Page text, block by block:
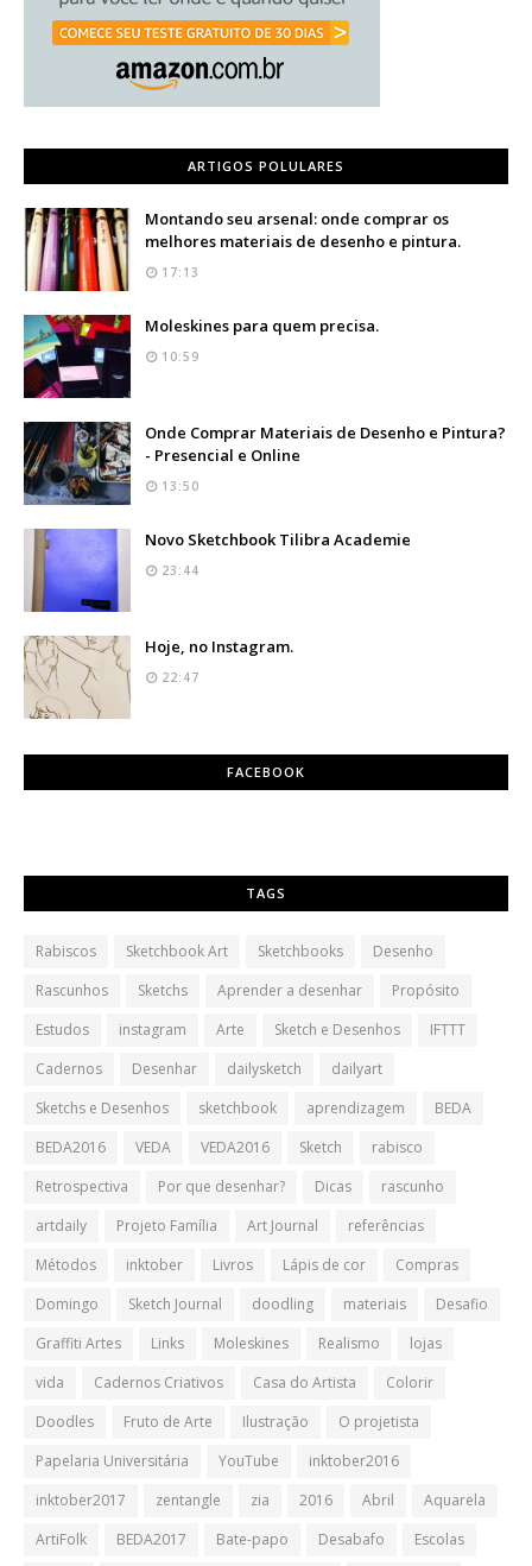
ARTIGOS POLULARES
Montando seu arsenal: onde comprar os
melhores materiais de desenho e pintura.
17:13
Moleskines para quem precisa.
10:59
Onde Comprar Materiais de Desenho e Pintura?
- Presencial e Online
13:50
Novo Sketchbook Tilibra Academie
23:44
Hoje, no Instagram.
22:47
FACEBOOK
TAGS
Rabiscos Sketchbook Art Sketchbooks
Desenho
Rascunhos
Sketchs Aprender a desenhar
Propósito
Estudos
instagram Arte Sketch e Desenhos
IFTTT
Cadernos
Desenhar dailysketch
dailyart
Sketchs e Desenhos
sketchbook aprendizagem
BEDA
BEDA2016
VEDA VEDA2016 Sketch
rabisco
Retrospectiva
Por que desenhar? Dicas
rascunho
artdaily
Projeto Família Art Journal
referências
Métodos
inktober Livros Lápis de cor
Compras
Domingo
Sketch Journal doodling materiais
Desafio
Graffiti Artes
Links Moleskines Realismo
lojas
vida
Cadernos Criativos Casa do Artista
Colorir
Doodles
Fruto de Arte Ilustração
O projetista
Papelaria Universitária
YouTube
inktober2016
inktober2017
zentangle zia 2016 Abril
Aquarela
ArtiFolk
BEDA2017 Bate-papo Desabafo
Escolas